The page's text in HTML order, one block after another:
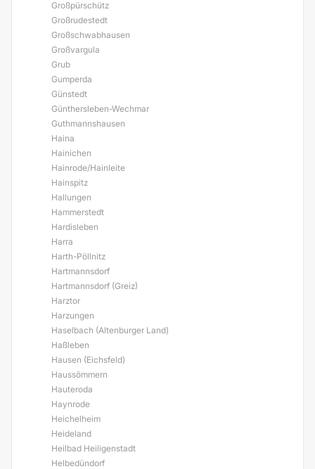
Großpürschütz
Großrudestedt
Großschwabhausen
Großvargula
Grub
Gumperda
Günstedt
Günthersleben-Wechmar
Guthmannshausen
Haina
Hainichen
Hainrode/Hainleite
Hainspitz
Hallungen
Hammerstedt
Hardisleben
Harra
Harth-Pöllnitz
Hartmannsdorf
Hartmannsdorf (Greiz)
Harztor
Harzungen
Haselbach (Altenburger Land)
Haßleben
Hausen (Eichsfeld)
Haussömmern
Hauteroda
Haynrode
Heichelheim
Heideland
Heilbad Heiligenstadt
Helbedündorf